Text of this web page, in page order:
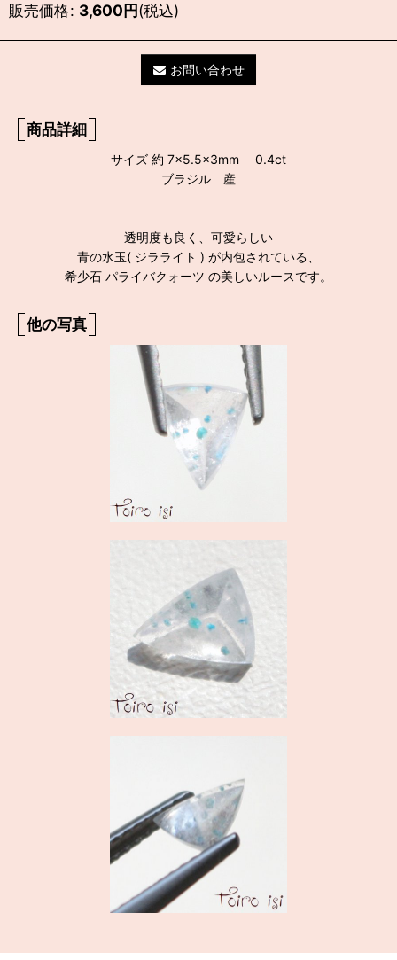
販売価格: 3,600円(税込)
お問い合わせ
商品詳細
サイズ 約 7×5.5×3mm 0.4ct
ブラジル 産
透明度も良く、可愛らしい
青の水玉( ジラライト ) が内包されている、
希少石 パライバクォーツ の美しいルースです。
他の写真